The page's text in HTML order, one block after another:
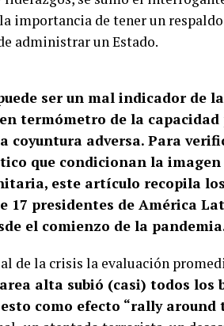
importancia de tener un
administrar un Estado.
ser un mal indicador de
termómetro de la capacidad
coyuntura adversa. Para
que condicionan la
este artículo recopila
17 presidentes de América
el comienzo de la
de la crisis la evaluación
alta subió (casi) todos los
como efecto “rally around